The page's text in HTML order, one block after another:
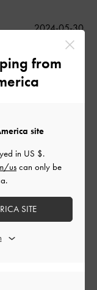
ブラック系
公
2024-05-30
from
site
in US $.
uscan only be
SITE